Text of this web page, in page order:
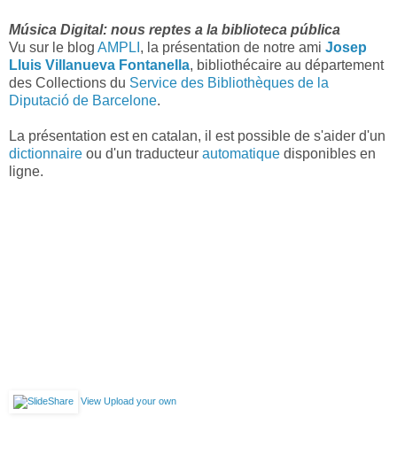
Música Digital: nous reptes a la biblioteca pública
Vu sur le blog AMPLI , la présentation de notre ami Josep
Lluis Villanueva Fontanella, bibliothécaire au département
des Collections du Service des Bibliothèques de la
Diputació de Barcelone.
La présentation est en catalan, il est possible de s'aider d'un
dictionnaire ou d'un traducteur automatique disponibles en
ligne.
View Upload your own